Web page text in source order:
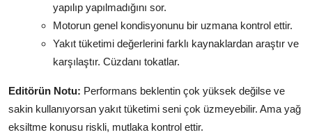
yapılıp yapılmadığını sor.
Motorun genel kondisyonunu bir uzmana kontrol ettir.
Yakıt tüketimi değerlerini farklı kaynaklardan araştır ve
karşılaştır. Cüzdanı tokatlar.
Editörün Notu: Performans beklentin çok yüksek değilse ve
sakin kullanıyorsan yakıt tüketimi seni çok üzmeyebilir. Ama yağ
eksiltme konusu riskli, mutlaka kontrol ettir.